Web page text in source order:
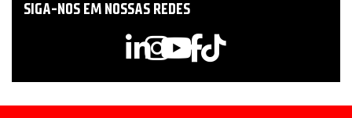
SIGA-NOS EM NOSSAS REDES